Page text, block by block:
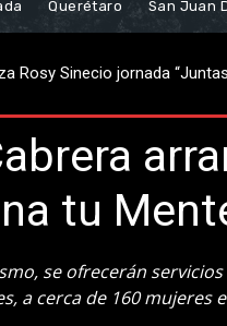
Querétaro San Juan
choque frontal deja dos
tu
se ofrecerán
a cerca de 160 mujeres